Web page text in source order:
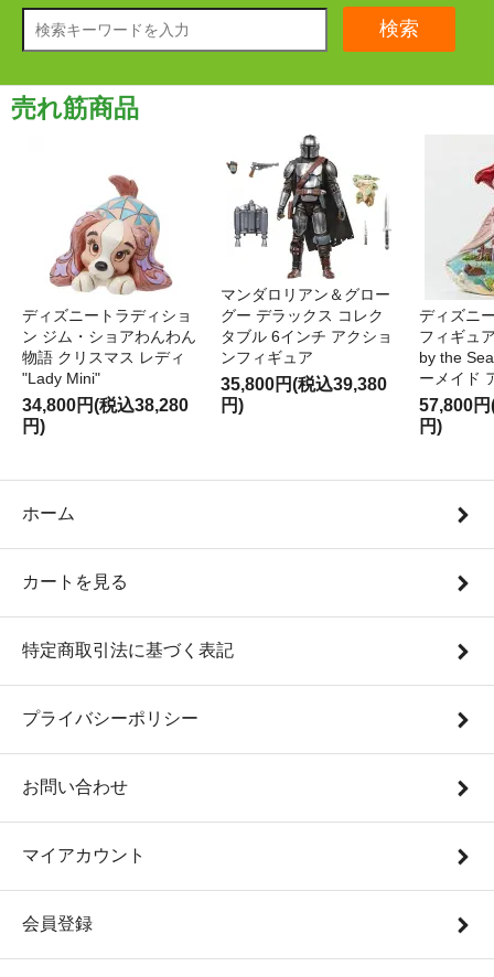
検索
売れ筋商品
ディズニートラディショ
ン ジム・ショアわんわん
物語 クリスマス レディ
"Lady Mini"
34,800円(税込38,280
円)
マンダロリアン＆グロー
グー デラックス コレク
タブル 6インチ アクショ
ンフィギュア
35,800円(税込39,380
円)
ディズニ
フィギュ
by the
ーメイド
57,800
円)
ホーム
カートを見る
特定商取引法に基づく表記
プライバシーポリシー
お問い合わせ
マイアカウント
会員登録